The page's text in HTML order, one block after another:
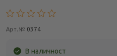
Арт.№ 0374
В наличност